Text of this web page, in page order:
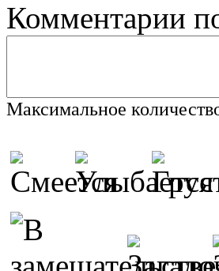
Комментарии
Максимальное